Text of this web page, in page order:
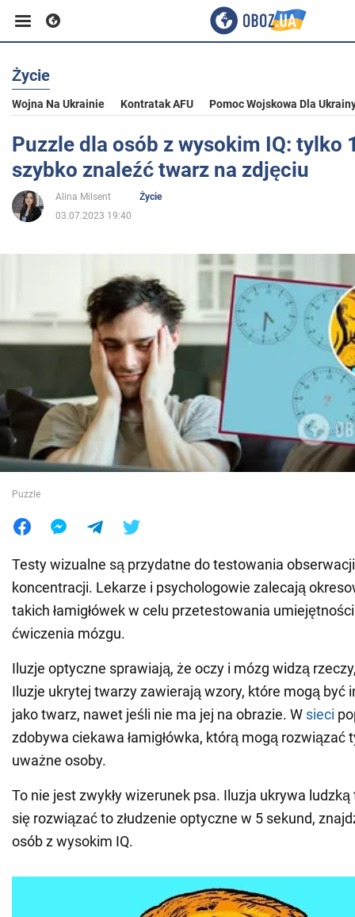
Biznes
Sport
Rozrywka
Społeczeństwo
Wojna na Ukrainie
Świat
Jedzenie
Życie
Wojna Na Ukrainie Kontratak AFU Pomoc Wojskowa Dla
Puzzle dla osób z wysokim IQ: tylko
szybko znaleźć twarz na zdjęciu
Alina Milsent
Życie
03.07.2023 19:40
Puzzle
Testy wizualne są przydatne do testowania
koncentracji. Lekarze i psychologowie zalecają
takich łamigłówek w celu przetestowania
ćwiczenia mózgu.
Iluzje optyczne sprawiają, że oczy i mózg widzą
Iluzje ukrytej twarzy zawierają wzory, które mogą być
jako twarz, nawet jeśli nie ma jej na obrazie. W sieci
zdobywa ciekawa łamigłówka, którą mogą rozwiązać
uważne osoby.
To nie jest zwykły wizerunek psa. Iluzja ukrywa
się rozwiązać to złudzenie optyczne w 5 sekund,
osób z wysokim IQ.